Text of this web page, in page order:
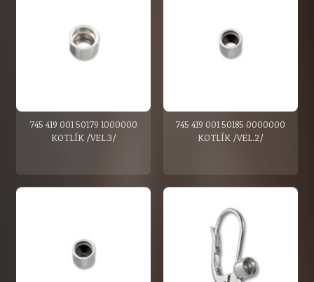
745 419 001 50179 1000000
KOTLÍK /VEL.3/
745 419 001 50185 0000000
KOTLÍK /VEL.2/